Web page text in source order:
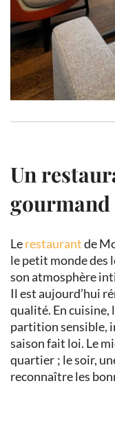
Un
gourmand
Lerestaurantde
le petit monde des
son atmosphère
Il est aujourd’hui
qualité. En cuisine,
partition sensible,
saison fait loi. Le
quartier ; le soir,
reconnaître les